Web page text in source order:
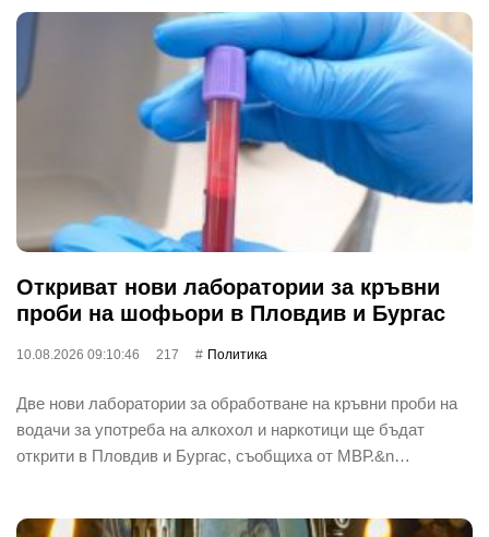
Откриват нови лаборатории за кръвни
проби на шофьори в Пловдив и Бургас
10.08.2026 09:10:46 217 Политика
Две нови лаборатории за обработване на кръвни проби на
водачи за употреба на алкохол и наркотици ще бъдат
открити в Пловдив и Бургас, съобщиха от МВР.&n…